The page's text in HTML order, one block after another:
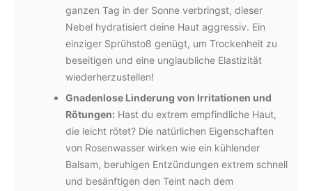
ganzen Tag in der Sonne verbringst, dieser
Nebel hydratisiert deine Haut aggressiv. Ein
einziger Sprühstoß genügt, um Trockenheit zu
beseitigen und eine unglaubliche Elastizität
wiederherzustellen!
Gnadenlose Linderung von Irritationen und
Rötungen: Hast du extrem empfindliche Haut,
die leicht rötet? Die natürlichen Eigenschaften
von Rosenwasser wirken wie ein kühlender
Balsam, beruhigen Entzündungen extrem schnell
und besänftigen den Teint nach dem